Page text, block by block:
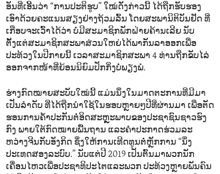
ອັນທີ່ເອີ້ນວ່າ “ການປະຕິຮູບ” ໃໝ່ດັ່ງກ່າວນີ້ ໄດ້ຖືກຮັບຮອງ
ເອົາດ້ວຍຄະແນນສຽງຢ່າງຖ້ວມລົ້ນ ໂດຍສະພານິຕິບັນຢັດ ທີ່
ເກືອບຈະເວົ້າໄດ້ວ່າ ບໍ່ມີສະມາຊິກພັກຝ່າຍຄ້ານເລີຍ ນັບ
ຕັ້ງແຕ່ສະມາຊິກສະພາສ່ວນໃຫຍ່ໄດ້ພາກັນລາອອກເພື່ອ
ປະທ້ວງໃນປີກາຍນີ້ ເວລາສະມາຊິກສະພາ 4 ທ່ານຖືກຂັບໄລ່
ອອກຈາກໜ້າທີ່ຍ້ອນນິຍົມປັກກິ່ງບໍ່ພຽງພໍ.
ຮ່າງກົດໝາຍສະບັບໃໝ່ນີ້ ແມ່ນນຶ່ງໃນມາດຕະການທີ່ມີມາ
ເປັນລຳດັບ ທີ່ໄດ້ຖືກນຳໃຊ້ໃນຮອບຫຼາຍໆປີທີ່ຜ່ານມາ ເພື່ອຕັດ
ຮອນການຄ້ຳປະກັນຕໍ່ອິດສະຫຼຼະພາບຂອງປະຊາຊົນຊາວຮົງ
ກົງ ພາຍໃຕ້ກົດໝາຍພື້ນຖານ ແລະຄຳປະກາດຮ່ວມລະ
ຫວ່າງຈີນກັບອັງກິດ ຊຶ່ງໃຫ້ການເທີດທູນຕໍ່ຫຼັກການ “ນຶ່ງ
ປະເທດສອງລະບົບ.” ນັບແຕ່ປີ 2019 ເປັນຕົ້ນມາພວກນັກ
ເຄື່ອນໄຫວເພື່ອປະຊາທິປະໄຕແລະພວກ ປະທ້ວງຫຼາຍພັນຄົນ